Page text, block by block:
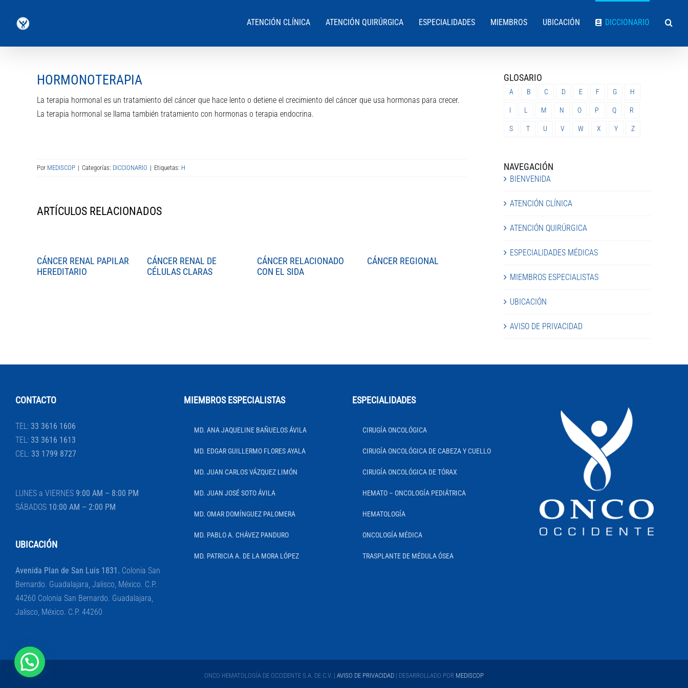
ATENCIÓN CLÍNICA ATENCIÓN QUIRÚRGICA ESPECIALIDADES MIEMBROS UBICACIÓN DICCIONARIO
HORMONOTERAPIA
La terapia hormonal es un tratamiento del cáncer que hace lento o detiene el crecimiento del cáncer que usa hormonas para crecer.
La terapia hormonal se llama también tratamiento con hormonas o terapia endocrina.
Por MEDISCOP | Categorías: DICCIONARIO | Etiquetas: H
ARTÍCULOS RELACIONADOS
CÁNCER RENAL PAPILAR
HEREDITARIO
CÁNCER RENAL DE
CÉLULAS CLARAS
CÁNCER RELACIONADO
CON EL SIDA
CÁNCER REGIONAL
GLOSARIO
A B C D E F G H
I L M N O P Q R
S T U V W X Y Z
NAVEGACIÓN
BIENVENIDA
ATENCIÓN CLÍNICA
ATENCIÓN QUIRÚRGICA
ESPECIALIDADES MÉDICAS
MIEMBROS ESPECIALISTAS
UBICACIÓN
AVISO DE PRIVACIDAD
CONTACTO
TEL: 33 3616 1606
TEL: 33 3616 1613
CEL: 33 1799 8727
LUNES a VIERNES 9:00 AM – 8:00 PM
SÁBADOS 10:00 AM – 2:00 PM
UBICACIÓN
Avenida Plan de San Luis 1831. Colonia San
Bernardo. Guadalajara, Jalisco, México. C.P.
44260 Colonia San Bernardo. Guadalajara,
Jalisco, México. C.P. 44260
MIEMBROS ESPECIALISTAS
MD. ANA JAQUELINE BAÑUELOS ÁVILA
MD. EDGAR GUILLERMO FLORES AYALA
MD. JUAN CARLOS VÁZQUEZ LIMÓN
MD. JUAN JOSÉ SOTO ÁVILA
MD. OMAR DOMÍNGUEZ PALOMERA
MD. PABLO A. CHÁVEZ PANDURO
MD. PATRICIA A. DE LA MORA LÓPEZ
ESPECIALIDADES
CIRUGÍA ONCOLÓGICA
CIRUGÍA ONCOLÓGICA DE CABEZA Y CUELLO
CIRUGÍA ONCOLÓGICA DE TÓRAX
HEMATO – ONCOLOGÍA PEDIÁTRICA
HEMATOLOGÍA
ONCOLOGÍA MÉDICA
TRASPLANTE DE MÉDULA ÓSEA
ONCO HEMATOLOGÍA DE OCCIDENTE S.A. DE C.V. | AVISO DE PRIVACIDAD | DESARROLLADO POR MEDISCOP